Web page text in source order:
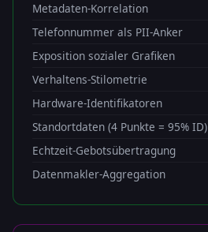
Metadaten-Korrelation
Telefonnummer als PII-Anker
Exposition sozialer Grafiken
Verhaltens-Stilometrie
Hardware-Identifikatoren
Standortdaten (4 Punkte = 95% ID)
Echtzeit-Gebotsübertragung
Datenmakler-Aggregation